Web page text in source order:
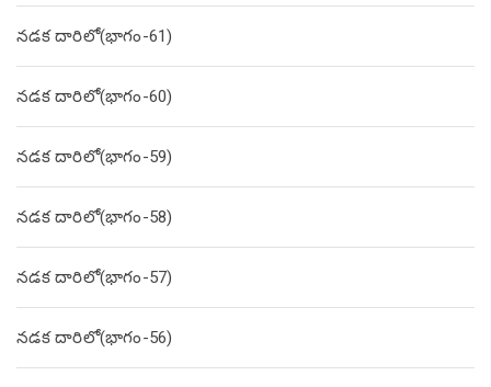
నడక దారిలో(భాగం-61)
నడక దారిలో(భాగం-60)
నడక దారిలో(భాగం-59)
నడక దారిలో(భాగం-58)
నడక దారిలో(భాగం-57)
నడక దారిలో(భాగం-56)